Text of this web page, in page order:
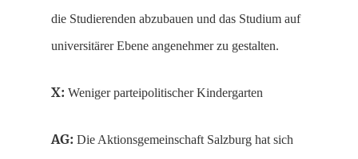
die Studierenden abzubauen und das Studium auf
universitärer Ebene angenehmer zu gestalten.
X: Weniger parteipolitischer Kindergarten
AG: Die Aktionsgemeinschaft Salzburg hat sich